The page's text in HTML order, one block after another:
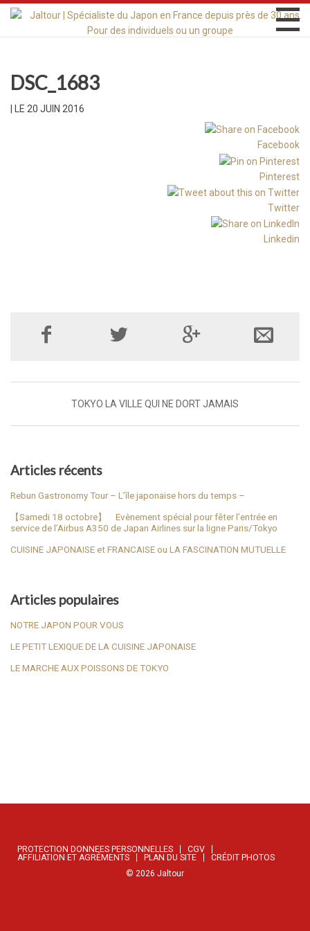
DSC_1683
LE 20 JUIN 2016
Facebook
Pinterest
Twitter
Linkedin
TOKYO LA VILLE QUI NE DORT JAMAIS
Articles récents
Rebun Gastronomy Tour – L’île japonaise hors du temps –
【Samedi 18 octobre】 Evènement spécial pour fêter l’entrée en
service de l’Airbus A350 de Japan Airlines sur la ligne Paris/Tokyo
CUISINE JAPONAISE et FRANCAISE ou LA FASCINATION MUTUELLE
Articles populaires
NOTRE JAPON POUR VOUS
LE PETIT LEXIQUE DE LA CUISINE JAPONAISE
LE MARCHE AUX POISSONS DE TOKYO
PROTECTION DONNEES PERSONNELLES
CGV
AFFILIATION ET AGRÉMENTS
PLAN DU SITE
CRÉDIT PHOTOS
© 2026 Jaltour